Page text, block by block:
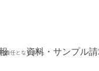
任となります。資料・サンプル